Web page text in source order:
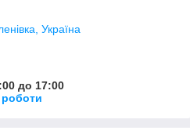
Україна
до 17:00
роботи